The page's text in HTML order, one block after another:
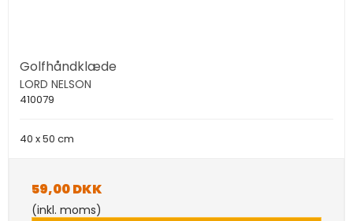
Golfhåndklæde
LORD NELSON
410079
40 x 50 cm
59,00 DKK
(inkl. moms)